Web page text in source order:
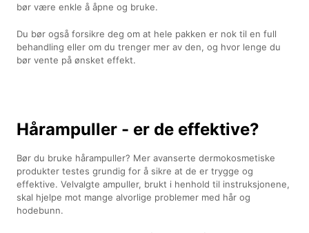
bør være enkle å åpne og bruke.
Du bør også forsikre deg om at hele pakken er nok til en full
behandling eller om du trenger mer av den, og hvor lenge du
bør vente på ønsket effekt.
Hårampuller - er de effektive?
Bør du bruke hårampuller? Mer avanserte dermokosmetiske
produkter testes grundig for å sikre at de er trygge og
effektive. Velvalgte ampuller, brukt i henhold til instruksjonene,
skal hjelpe mot mange alvorlige problemer med hår og
hodebunn.